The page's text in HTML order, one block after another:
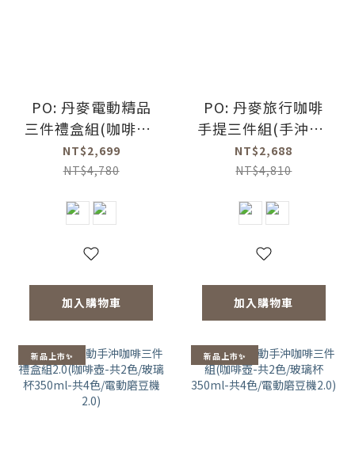
PO: 丹麥電動精品
三件禮盒組(咖啡壺-
共2色/玻璃杯
350ml-共4色/電動
NT$2,699
NT$4,780
加入購物車
PO: 丹麥旅行咖啡
手提三件組(手沖壺-
共2色/電動磨豆機
2.0/玻璃杯350ml-
NT$2,688
NT$4,810
加入購物車
新品上市✨ 新品上市✨